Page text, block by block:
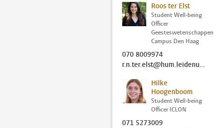
Roos ter Elst
Student Well-being
Officer
Geesteswetenschappen
Campus Den Haag
070 8009974
r.n.ter.elst@hum.leidenuniv.nl
Hilke
Hoogenboom
Student Well-being
Officer ICLON
071 5273009